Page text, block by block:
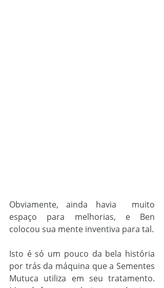
Obviamente, ainda havia  muito
espaço para melhorias, e Ben
colocou sua mente inventiva para tal.
Isto é só um pouco da bela história
por trás da máquina que a Sementes
Mutuca utiliza em seu tratamento.